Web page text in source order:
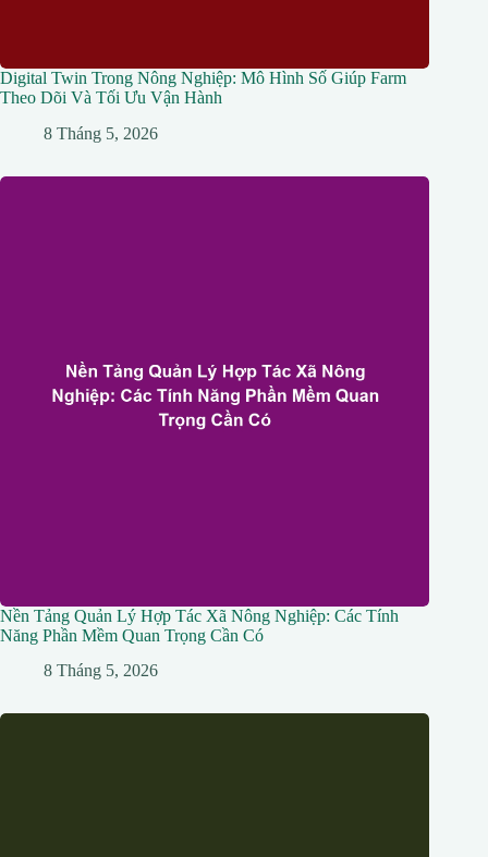
Digital Twin Trong Nông Nghiệp: Mô Hình Số Giúp Farm
Theo Dõi Và Tối Ưu Vận Hành
8 Tháng 5, 2026
Nền Tảng Quản Lý Hợp Tác Xã Nông Nghiệp: Các Tính
Năng Phần Mềm Quan Trọng Cần Có
8 Tháng 5, 2026